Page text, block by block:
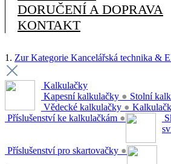
DORUČENÍ A DOPRAVA
KONTAKT
1. Zur Kategorie Kancelářská technika &
Kalkulačky
Kapesní kalkulačky ● Stolní
Vědecké kalkulačky ●
Příslušenství ke kalkulačkám ●
Příslušenství pro skartovačky ●